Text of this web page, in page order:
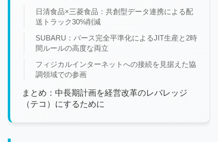
日清食品×三菱食品：共創型データ連携による配
送トラック30%削減
SUBARU：バース完全平準化によるJIT生産と2時
間ルールの高度な両立
フィジカルインターネットへの接続を見据えた協
調領域での参画
まとめ：中長期計画を経営改革のレバレッジ
（テコ）にするために